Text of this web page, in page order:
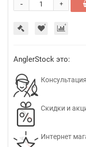
+
-
AnglerStock это:
Скидки и
Интернет